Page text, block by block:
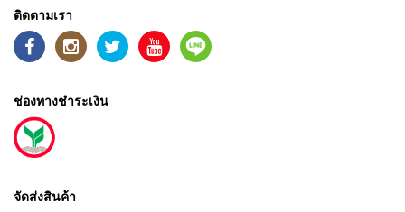
ติดตามเรา
ช่องทางชำระเงิน
จัดส่งสินค้า